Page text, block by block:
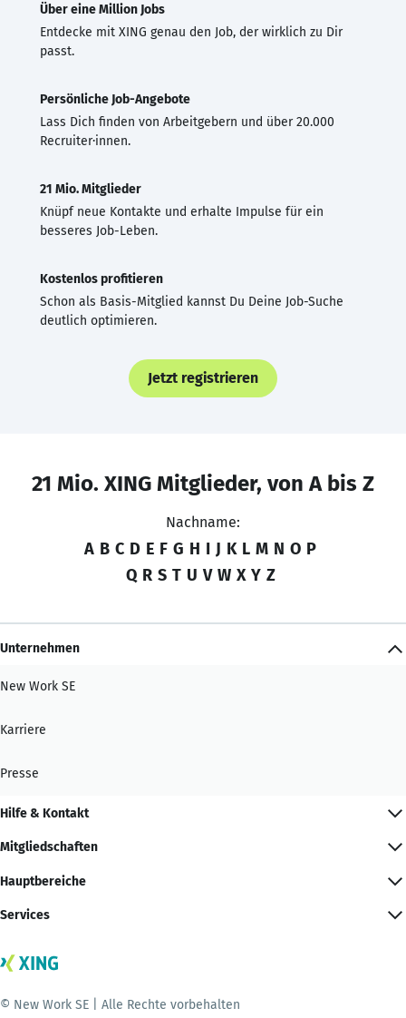
Über eine Million Jobs
Entdecke mit XING genau den Job, der wirklich zu Dir
passt.
Persönliche Job-Angebote
Lass Dich finden von Arbeitgebern und über 20.000
Recruiter·innen.
21 Mio. Mitglieder
Knüpf neue Kontakte und erhalte Impulse für ein
besseres Job-Leben.
Kostenlos profitieren
Schon als Basis-Mitglied kannst Du Deine Job-Suche
deutlich optimieren.
Jetzt registrieren
21 Mio. XING Mitglieder, von A bis Z
Nachname:
A B C D E F G H I J K L M N O P
Q R S T U V W X Y Z
Unternehmen
New Work SE
Karriere
Presse
Hilfe & Kontakt
Mitgliedschaften
Hauptbereiche
Services
© New Work SE | Alle Rechte vorbehalten